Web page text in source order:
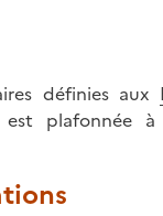
définies aux
est plafonnée à